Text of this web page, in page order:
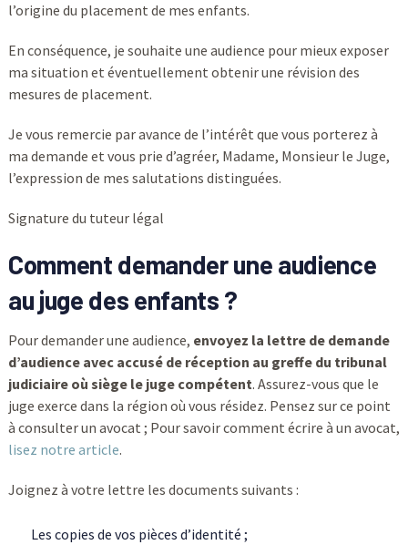
l’origine du placement de mes enfants.
En conséquence, je souhaite une audience pour mieux exposer
ma situation et éventuellement obtenir une révision des
mesures de placement.
Je vous remercie par avance de l’intérêt que vous porterez à
ma demande et vous prie d’agréer, Madame, Monsieur le Juge,
l’expression de mes salutations distinguées.
Signature du tuteur légal
Comment demander une audience
au juge des enfants ?
Pour demander une audience, envoyez la lettre de demande
d’audience avec accusé de réception au greffe du tribunal
judiciaire où siège le juge compétent. Assurez-vous que le
juge exerce dans la région où vous résidez. Pensez sur ce point
à consulter un avocat ; Pour savoir comment écrire à un avocat,
lisez notre article.
Joignez à votre lettre les documents suivants :
Les copies de vos pièces d’identité ;